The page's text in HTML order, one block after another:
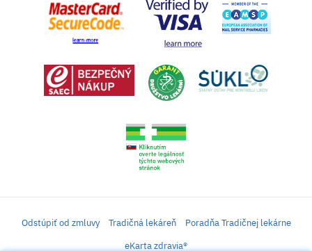
Odstúpiť od zmluvy Tradičná lekáreň
Poradňa Tradičnej lekárne
eKarta zdravia®